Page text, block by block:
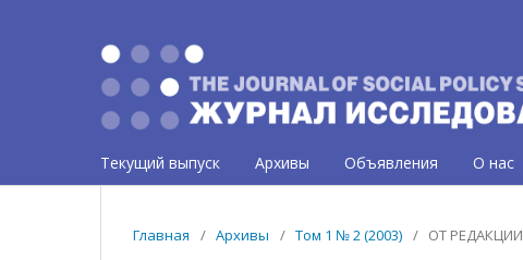
Текущий выпуск Архивы Объявления О нас
Главная / Архивы / Том 1 № 2 (2003) / ОТ РЕДАКЦИИ